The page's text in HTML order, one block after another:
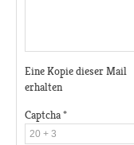
Eine Kopie dieser Mail
erhalten
Captcha*